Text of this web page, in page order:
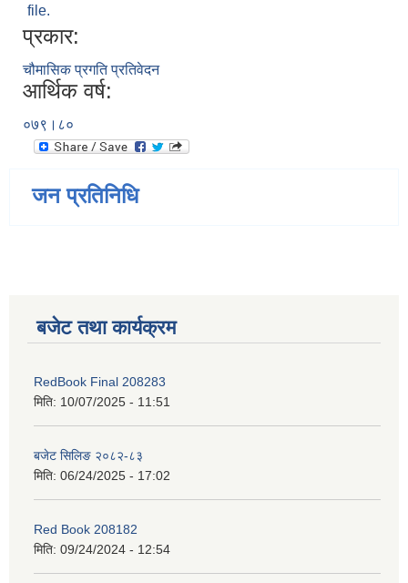
file.
प्रकार:
चौमासिक प्रगति प्रतिवेदन
आर्थिक वर्ष:
०७९।८०
जन प्रतिनिधि
बजेट तथा कार्यक्रम
RedBook Final 208283
मिति: 10/07/2025 - 11:51
बजेट सिलिङ २०८२-८३
मिति: 06/24/2025 - 17:02
Red Book 208182
मिति: 09/24/2024 - 12:54